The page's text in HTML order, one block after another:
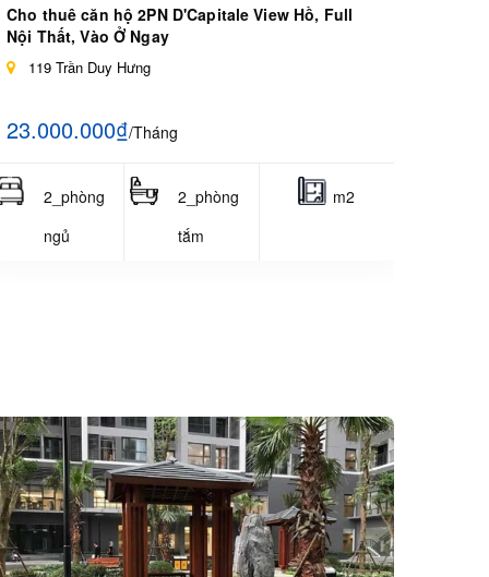
Cho thuê căn hộ 2PN D'Capitale View Hồ, Full
Nội Thất, Vào Ở Ngay
119 Trần Duy Hưng
23.000.000₫/Tháng
2_phòng
ngủ
2_phòng
tắm
m2